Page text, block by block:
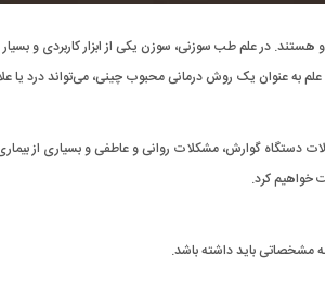
در علم طب سوزنی، سوزن یکی از ابزار کاربردی و
به عنوان یک روش درمانی محبوب چینی، می‌تواند درد یا
دستگاه گوارش، مشکلات روانی و عاطفی و بسیاری از
خواهیم کرد.
مشخصاتی باید داشته باشد.